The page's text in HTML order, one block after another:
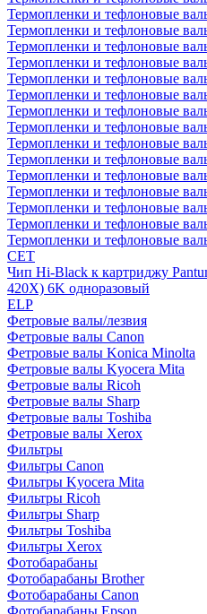
Термопленки и тефлоновые
Термопленки и тефлоновые
Термопленки и тефлоновые
Термопленки и тефлоновые
Термопленки и тефлоновые
Термопленки и тефлоновые
Термопленки и тефлоновые
Термопленки и тефлоновые
Термопленки и тефлоновые
Термопленки и тефлоновые
Термопленки и тефлоновые
Термопленки и тефлоновые
Термопленки и тефлоновые
Термопленки и тефлоновые
Термопленки и тефлоновые
CET
Чип Hi-Black к картриджу
420X) 6K одноразовый
ELP
Фетровые валы/лезвия
Фетровые валы Canon
Фетровые валы Konica Minolta
Фетровые валы Kyocera Mita
Фетровые валы Ricoh
Фетровые валы Sharp
Фетровые валы Toshiba
Фетровые валы Xerox
Фильтры
Фильтры Canon
Фильтры Kyocera Mita
Фильтры Ricoh
Фильтры Sharp
Фильтры Toshiba
Фильтры Xerox
Фотобарабаны
Фотобарабаны Brother
Фотобарабаны Canon
Фотобарабаны Epson